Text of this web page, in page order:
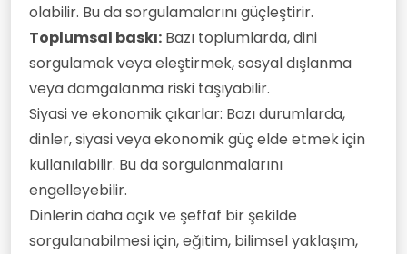
olabilir. Bu da sorgulamalarını güçleştirir.
Toplumsal baskı: Bazı toplumlarda, dini
sorgulamak veya eleştirmek, sosyal dışlanma
veya damgalanma riski taşıyabilir.
Siyasi ve ekonomik çıkarlar: Bazı durumlarda,
dinler, siyasi veya ekonomik güç elde etmek için
kullanılabilir. Bu da sorgulanmalarını
engelleyebilir.
Dinlerin daha açık ve şeffaf bir şekilde
sorgulanabilmesi için, eğitim, bilimsel yaklaşım,